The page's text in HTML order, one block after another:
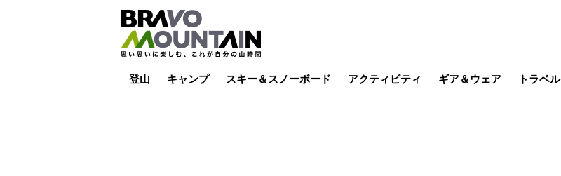
登山 キャンプ スキー＆スノーボード アクティビティ ギア＆ウェア トラベル